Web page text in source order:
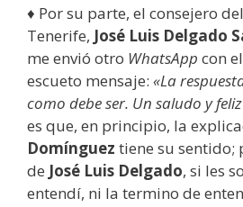
♦ Por su parte, el consejero
Tenerife, José Luis Delgado
me envió otro WhatsApp con
escueto mensaje: «La
como debe ser. Un saludo y
es que, en principio, la
Domínguez tiene su sentido;
de José Luis Delgado, si les
entendí, ni la termino de